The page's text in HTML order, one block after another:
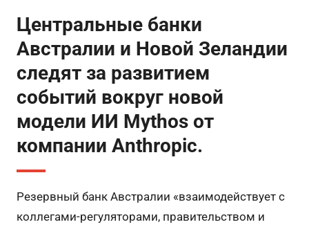
Центральные банки
Австралии и Новой Зеландии
следят за развитием
событий вокруг новой
модели ИИ Mythos от
компании Anthropic.
Резервный банк Австралии «взаимодействует с
коллегами-регуляторами, правительством и